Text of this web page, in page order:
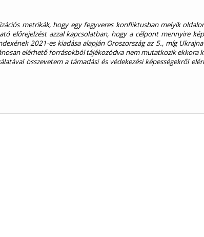
metrikák, hogy egy fegyveres konfliktusban melyik
előrejelzést azzal kapcsolatban, hogy a célpont mennyire
2021-es kiadása alapján Oroszország az 5., míg
elérhető forrásokból tájékozódva nem mutatkozik
összevetem a támadási és védekezési képességekről